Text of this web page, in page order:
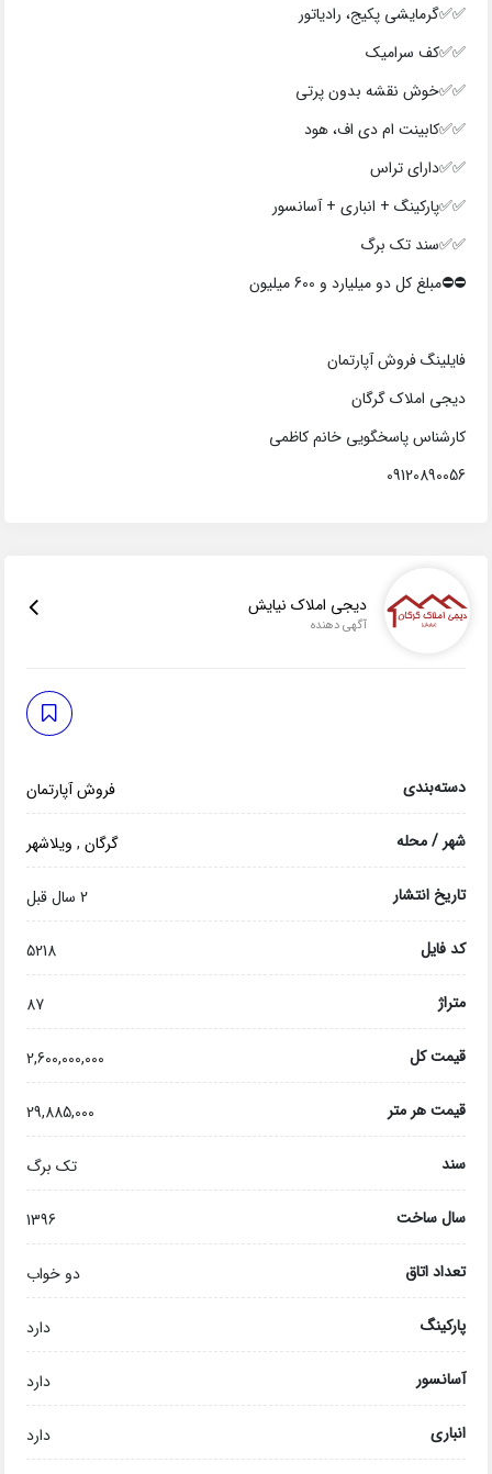
✅✅گرمایشی پکیج، رادیاتور
✅✅کف سرامیک
✅✅خوش نقشه بدون پرتی
✅✅کابینت ام دی اف، هود
✅✅دارای تراس
✅✅پارکینگ + انباری + آسانسور
✅✅سند تک برگ
⛔⛔️مبلغ کل دو میلیارد و 600 میلیون
فایلینگ فروش آپارتمان
دیجی املاک گرگان
کارشناس پاسخگویی خانم کاظمی
09120890056
دیجی املاک نیایش
آگهی دهنده
دسته‌بندی فروش آپارتمان
شهر / محله گرگان, ویلاشهر
تاریخ انتشار 2 سال قبل
کد فایل 5218
متراژ 87
قیمت کل 2,600,000,000
قیمت هر متر 29,885,000
سند تک برگ
سال ساخت 1396
تعداد اتاق دو خواب
پارکینگ دارد
آسانسور دارد
انباری دارد